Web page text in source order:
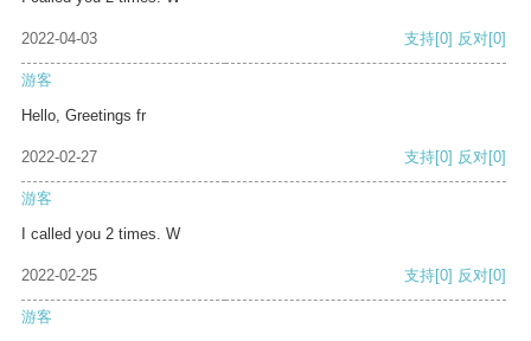
2022-04-03 支持[0] 反对[0]
游客
Hello, Greetings fr
2022-02-27 支持[0] 反对[0]
游客
I called you 2 times. W
2022-02-25 支持[0] 反对[0]
游客